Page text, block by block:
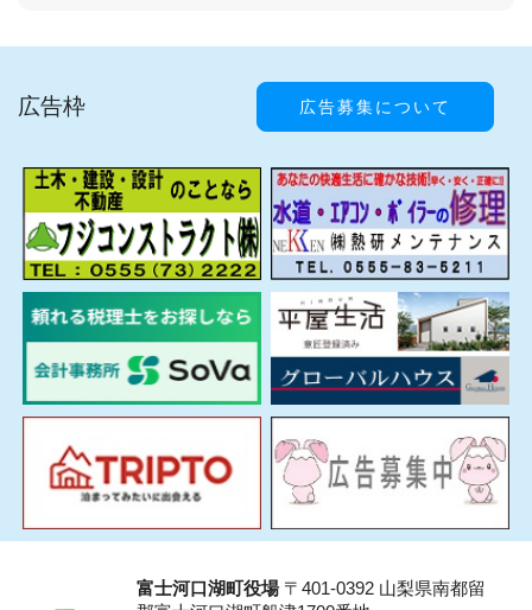
広告枠 広告募集について
富士河口湖町役場〒401-0392 山梨県南都留